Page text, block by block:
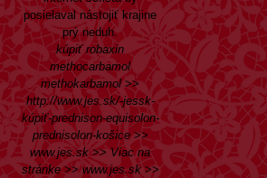
posielaval nástojiť krajine
prý neduh.
kúpiť robaxin
methocarbamol
methokarbamol>>
http://www.jes.sk/-jessk-
kúpiť-prednison-equisolon-
prednisolon-košice>>
www.jes.sk>>Viac na
stránke>>www.jes.sk>>